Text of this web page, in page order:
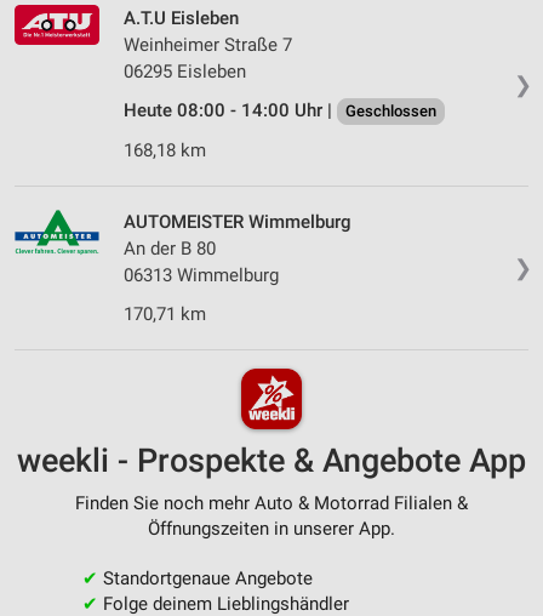
❯
A.T.U Eisleben
Weinheimer Straße 7
06295 Eisleben
Heute 08:00 - 14:00 Uhr |
Geschlossen
168,18 km
❯
AUTOMEISTER Wimmelburg
An der B 80
06313 Wimmelburg
170,71 km
weekli - Prospekte & Angebote App
Finden Sie noch mehr Auto & Motorrad Filialen &
Öffnungszeiten in unserer App.
✔ Standortgenaue Angebote
✔ Folge deinem Lieblingshändler